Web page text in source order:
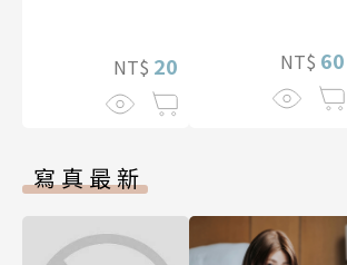
NT$ 20 NT$ 60
寫真最新